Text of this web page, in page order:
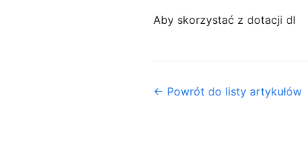
Aby skorzystać z dotacji dl
← Powrót do listy artykułów